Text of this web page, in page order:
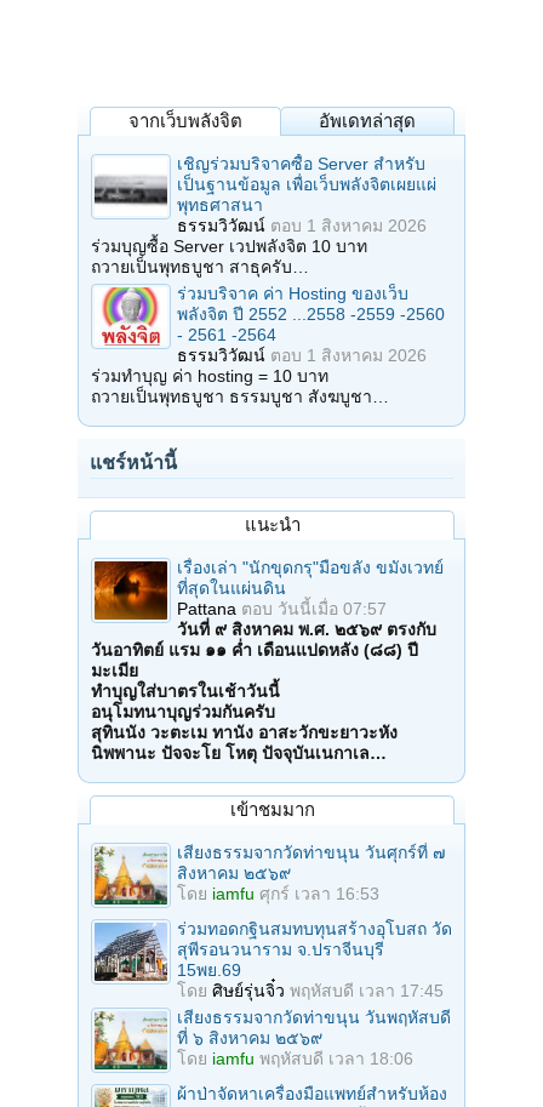
จากเว็บพลังจิต อัพเดทล่าสุด
เชิญร่วมบริจาคซื้อ Server สำหรับ
เป็นฐานข้อมูล เพื่อเว็บพลังจิตเผยแผ่
พุทธศาสนา
ธรรมวิวัฒน์ ตอบ 1 สิงหาคม 2026
ร่วมบุญซื้อ Server เวปพลังจิต 10 บาท
ถวายเป็นพุทธบูชา สาธุครับ…
ร่วมบริจาค ค่า Hosting ของเว็บ
พลังจิต ปี 2552 ...2558 -2559 -2560
- 2561 -2564
ธรรมวิวัฒน์ ตอบ 1 สิงหาคม 2026
ร่วมทำบุญ ค่า hosting = 10 บาท
ถวายเป็นพุทธบูชา ธรรมบูชา สังฆบูชา…
แชร์หน้านี้
แนะนำ
เรื่องเล่า "นักขุดกรุ"มือขลัง ขมังเวทย์
ที่สุดในแผ่นดิน
Pattana ตอบ วันนี้เมื่อ 07:57
วันที่ ๙ สิงหาคม พ.ศ. ๒๕๖๙ ตรงกับ
วันอาทิตย์ แรม ๑๑ ค่ำ เดือนแปดหลัง (๘๘) ปี
มะเมีย
ทำบุญใส่บาตรในเช้าวันนี้
อนุโมทนาบุญร่วมกันครับ
สุทินนัง วะตะเม ทานัง อาสะวักขะยาวะหัง
นิพพานะ ปัจจะโย โหตุ ปัจจุบันเนกาเล…
เข้าชมมาก
เสียงธรรมจากวัดท่าขนุน วันศุกร์ที่ ๗
สิงหาคม ๒๕๖๙
โดย iamfu ศุกร์ เวลา 16:53
ร่วมทอดกฐินสมทบทุนสร้างอุโบสถ วัด
สุพีรอนวนาราม จ.ปราจีนบุรี
15พย.69
โดย ศิษย์รุ่นจิ๋ว พฤหัสบดี เวลา 17:45
เสียงธรรมจากวัดท่าขนุน วันพฤหัสบดี
ที่ ๖ สิงหาคม ๒๕๖๙
โดย iamfu พฤหัสบดี เวลา 18:06
ผ้าป่าจัดหาเครื่องมือแพทย์สำหรับห้อง